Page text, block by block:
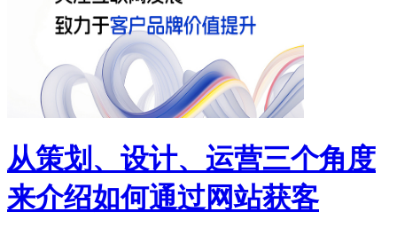
从策划、设计、运营三个角度
来介绍如何通过网站获客